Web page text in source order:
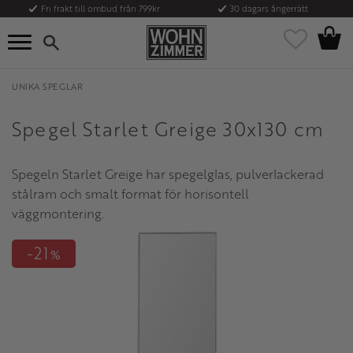
Meny
Fri frakt till ombud från 799kr 30 dagars ångerrätt
Favoriter
UNIKA SPEGLAR
Spegel Starlet Greige 30x130 cm
Spegeln Starlet Greige har spegelglas, pulverlackerad
stålram och smalt format för horisontell
väggmontering.
21 %